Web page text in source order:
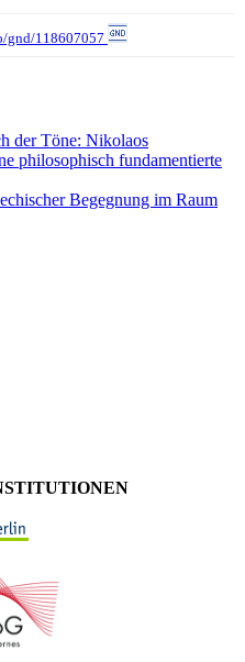
gnd/118607057
der Töne: Nikolaos
philosophisch fundamentierte
Begegnung im Raum